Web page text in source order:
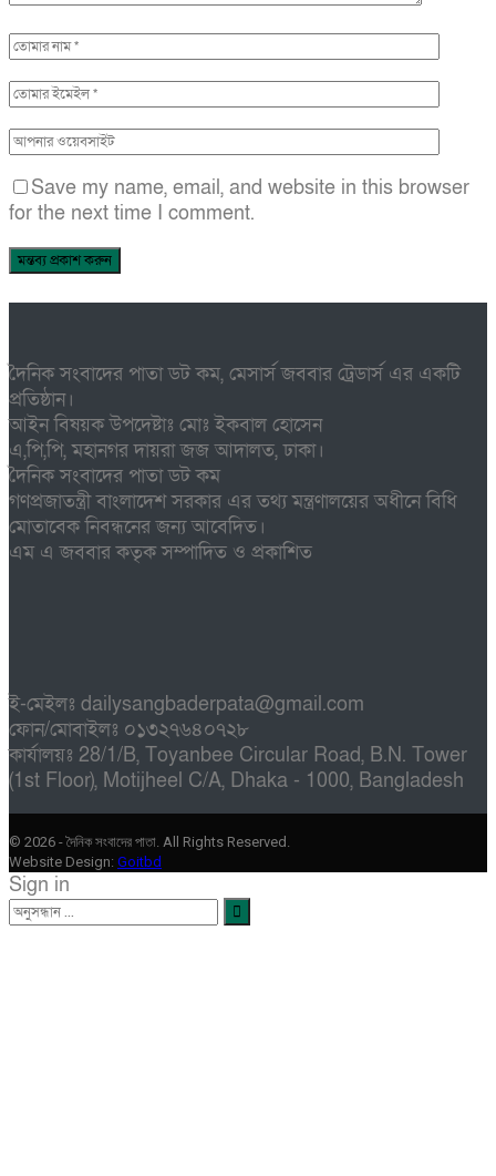
Save my name, email, and website in this browser
for the next time I comment.
দৈনিক সংবাদের পাতা ডট কম, মেসার্স জববার ট্রেডার্স এর একটি
প্রতিষ্ঠান।
আইন বিষয়ক উপদেষ্টাঃ মোঃ ইকবাল হোসেন
এ,পি,পি, মহানগর দায়রা জজ আদালত, ঢাকা।
দৈনিক সংবাদের পাতা ডট কম
গণপ্রজাতন্ত্রী বাংলাদেশ সরকার এর তথ্য মন্ত্রণালয়ের অধীনে বিধি
মোতাবেক নিবন্ধনের জন্য আবেদিত।
এম এ জববার কতৃক সম্পাদিত ও প্রকাশিত
ই-মেইলঃ dailysangbaderpata@gmail.com
ফোন/মোবাইলঃ ০১৩২৭৬৪০৭২৮
কার্যালয়ঃ 28/1/B, Toyanbee Circular Road, B.N. Tower
(1st Floor), Motijheel C/A, Dhaka - 1000, Bangladesh
© 2026 - দৈনিক সংবাদের পাতা. All Rights Reserved.
Website Design: Goitbd
Sign in